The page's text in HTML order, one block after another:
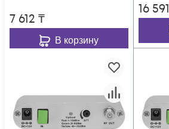
7 612 ₸
В корзину
16 591